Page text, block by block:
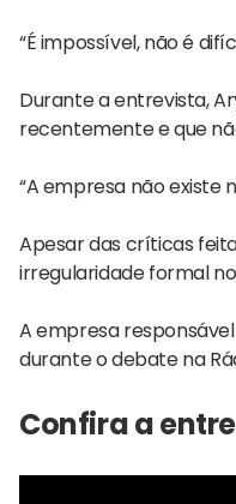
“É impossível, não é
Durante a entrevista,
recentemente e que
“A empresa não existe
Apesar das críticas
irregularidade formal no
A empresa
durante o debate na
Confira a